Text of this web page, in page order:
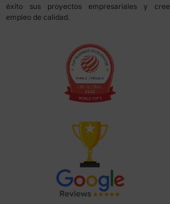
éxito sus proyectos empresariales y
empleo de calidad.